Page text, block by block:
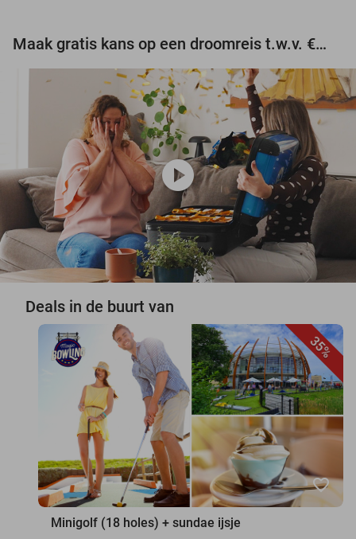
Maak gratis kans op een droomreis t.w.v. €3.000!
play_circle
Deals in de buurt van
35%
favorite_border
Minigolf (18 holes) + sundae ijsje